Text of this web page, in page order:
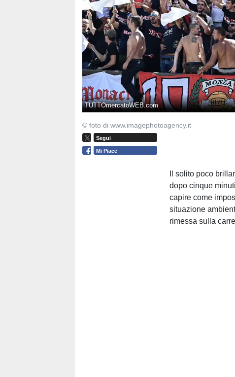
TUTTOmercatoWEB.com
© foto di www.imagephotoagency.it
Segui
Mi Piace
Il solito poco
dopo cinque
capire come
situazione
rimessa sulla